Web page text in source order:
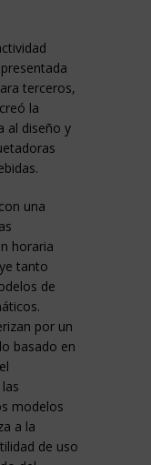
terceros,
la
al diseño y
una
horaria
tanto
de
por un
basado en
modelos
a la
de uso